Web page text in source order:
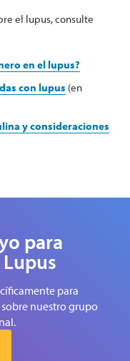
el lupus, consulte
en el lupus?
con lupus (en
y consideraciones
para
para
nuestro grupo